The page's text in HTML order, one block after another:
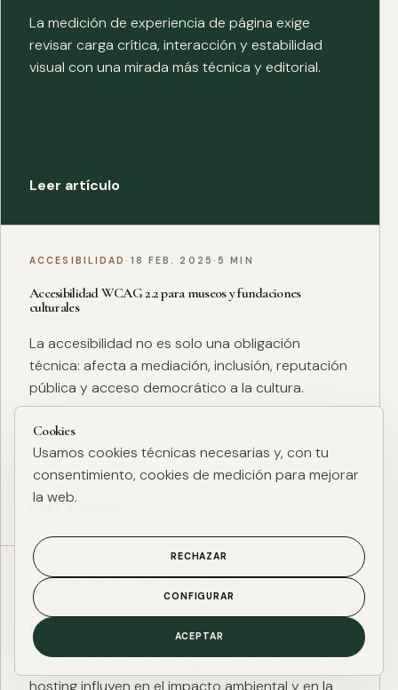
La medición de experiencia de página exige
revisar carga crítica, interacción y estabilidad
visual con una mirada más técnica y editorial.
Leer artículo
ACCESIBILIDAD · 18 FEB. 2025 · 5 MIN
Accesibilidad WCAG 2.2 para museos y fundaciones
culturales
La accesibilidad no es solo una obligación
técnica: afecta a mediación, inclusión, reputación
pública y acceso democrático a la cultura.
Leer artículo
ESG DIGITAL·27 ENE. 2025·4 MIN
Huella de carbono digital: cómo medir y reducir el impacto
ESG de una web
El peso de página, las imágenes, los scripts y el
hosting influyen en el impacto ambiental y en la
Cookies
Usamos cookies técnicas necesarias y, con tu
consentimiento, cookies de medición para mejorar
la web.
RECHAZAR
CONFIGURAR
ACEPTAR